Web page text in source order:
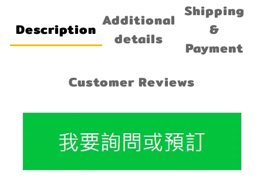
Description Additional
details
Shipping
&
Payment
Customer Reviews